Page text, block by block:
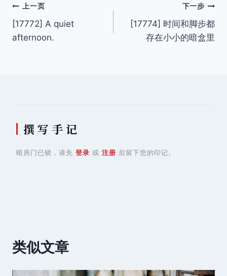
文
章
上一页
[17772] A quiet
afternoon.
下一步
[17774] 时间和脚步都
存在小小的暗盒里
撰 写 手 记
暗房门已锁，请先 登录 或 注册 后留下您的印记。
类似文章